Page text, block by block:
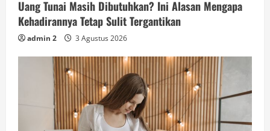
Uang Tunai Masih Dibutuhkan? Ini Alasan Mengapa
Kehadirannya Tetap Sulit Tergantikan
admin 2 3 Agustus 2026